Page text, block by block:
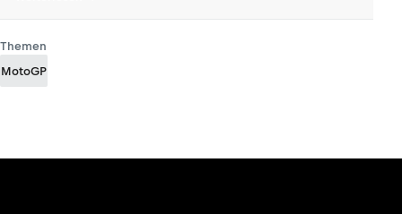
Themen
MotoGP